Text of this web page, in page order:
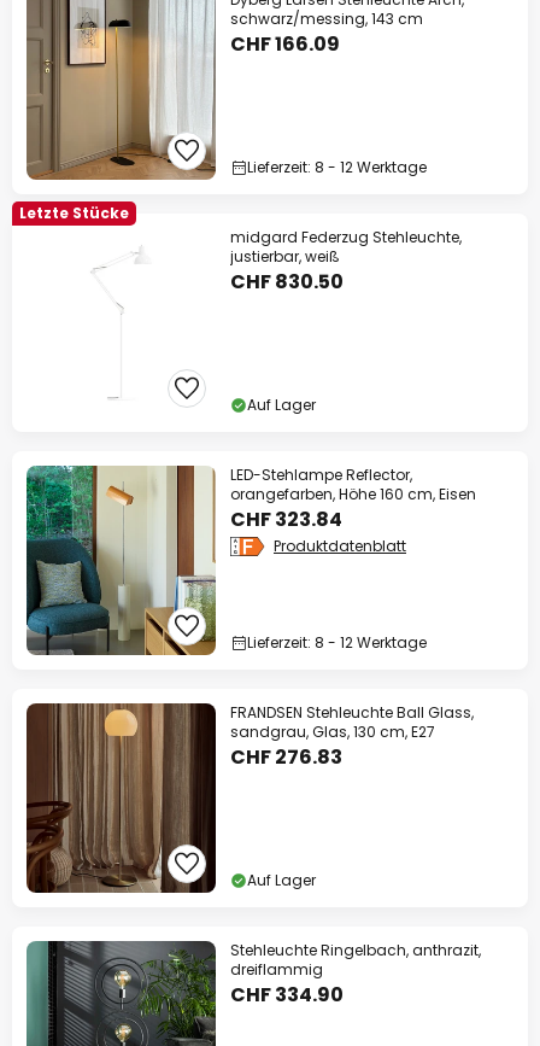
schwarz/messing, 143 cm
CHF 166.09
Lieferzeit: 8 - 12 Werktage
Letzte Stücke
midgard Federzug Stehleuchte,
justierbar, weiß
CHF 830.50
Auf Lager
LED-Stehlampe Reflector,
orangefarben, Höhe 160 cm, Eisen
CHF 323.84
Produktdatenblatt
Lieferzeit: 8 - 12 Werktage
FRANDSEN Stehleuchte Ball Glass,
sandgrau, Glas, 130 cm, E27
CHF 276.83
Auf Lager
Stehleuchte Ringelbach, anthrazit,
dreiflammig
CHF 334.90